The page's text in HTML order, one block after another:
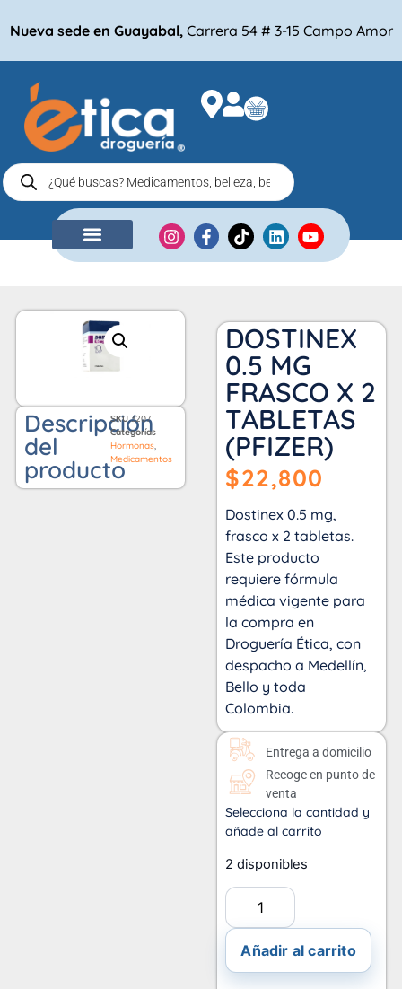
Nueva sede en Guayabal, Carrera 54 # 3-15 Campo Amor
Descripción
del
producto
SKU3207
Categorías
Hormonas,
Medicamentos
DOSTINEX
0.5 MG
FRASCO X 2
TABLETAS
(PFIZER)
$22,800
Dostinex 0.5 mg,
frasco x 2 tabletas.
Este producto
requiere fórmula
médica vigente para
la compra en
Droguería Ética, con
despacho a Medellín,
Bello y toda
Colombia.
Entrega a domicilio
Recoge en punto de
venta
Selecciona la cantidad y
añade al carrito
2 disponibles
Añadir al carrito